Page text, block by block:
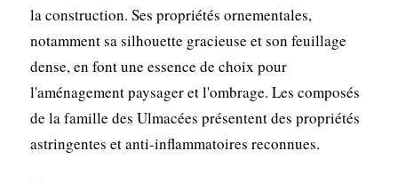
la construction. Ses propriétés ornementales,
notamment sa silhouette gracieuse et son feuillage
dense, en font une essence de choix pour
l'aménagement paysager et l'ombrage. Les composés
de la famille des Ulmacées présentent des propriétés
astringentes et anti-inflammatoires reconnues.